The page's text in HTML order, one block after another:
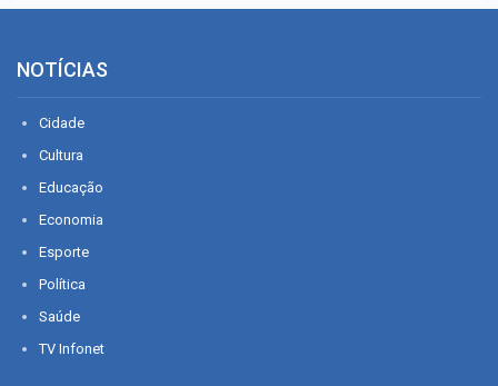
NOTÍCIAS
Cidade
Cultura
Educação
Economia
Esporte
Política
Saúde
TV Infonet